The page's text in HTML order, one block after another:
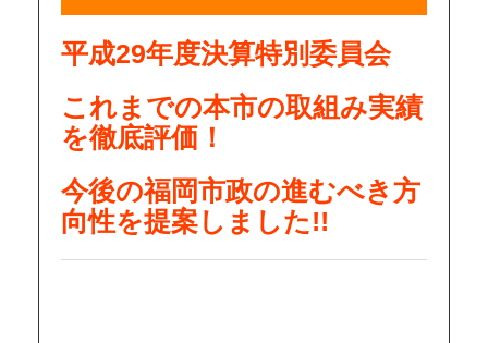
平成29年度決算特別委員会
これまでの本市の取組み実績
を徹底評価！
今後の福岡市政の進むべき方
向性を提案しました!!